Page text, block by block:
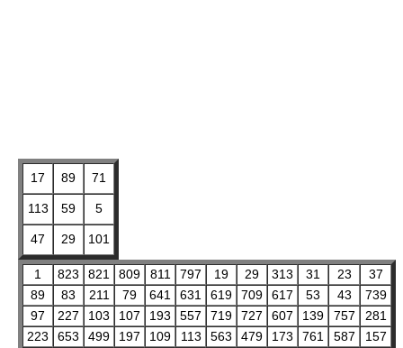
17 89 71
113 59 5
47 29 101
1 823 821 809 811 797 19 29 313 31 23
37
89
83 211 79 641 631 619 709 617 53 43
739
97
227 103 107 193 557 719 727 607 139 757
281
223
653 499 197 109 113 563 479 173 761 587
157